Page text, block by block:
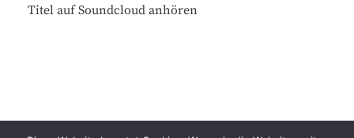
Titel auf Soundcloud anhören